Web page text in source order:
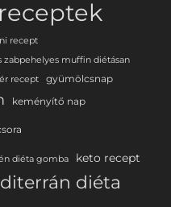
recept
zabpehelyes muffin diétásan
recept gyümölcsnap
keményítő nap
diéta gomba keto recept
diéta